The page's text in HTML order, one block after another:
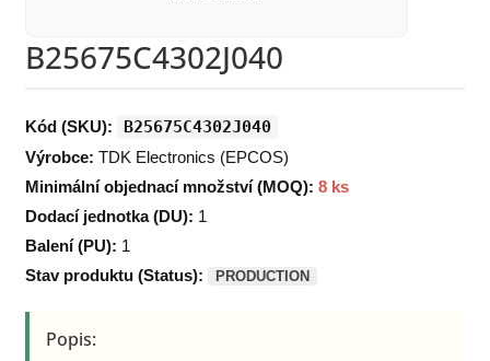
B25675C4302J040
Kód (SKU): B25675C4302J040
Výrobce: TDK Electronics (EPCOS)
Minimální objednací množství (MOQ): 8 ks
Dodací jednotka (DU): 1
Balení (PU): 1
Stav produktu (Status):
PRODUCTION
Popis: